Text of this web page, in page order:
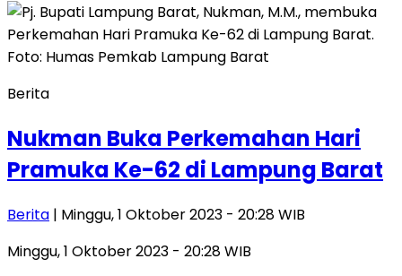
Berita
Nukman Buka Perkemahan Hari
Pramuka Ke-62 di Lampung Barat
Berita | Minggu, 1 Oktober 2023 - 20:28 WIB
Minggu, 1 Oktober 2023 - 20:28 WIB